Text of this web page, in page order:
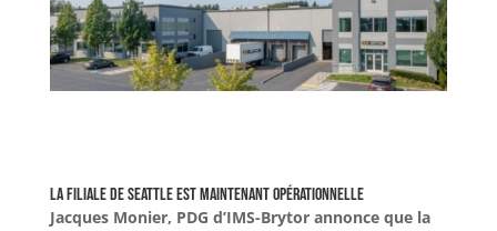
La filiale de Seattle est maintenant opérationnelle
Jacques Monier, PDG d’IMS-Brytor annonce que la